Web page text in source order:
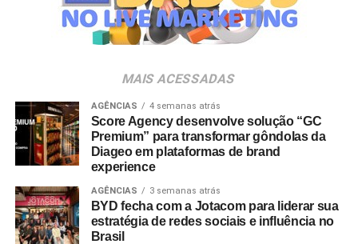
MAIS ACESSADAS
AGÊNCIAS 4 semanas atrás
Score Agency desenvolve solução “GC
Premium” para transformar gôndolas da
Diageo em plataformas de brand
experience
AGÊNCIAS 3 semanas atrás
BYD fecha com a Jotacom para liderar sua
estratégia de redes sociais e influência no
Brasil